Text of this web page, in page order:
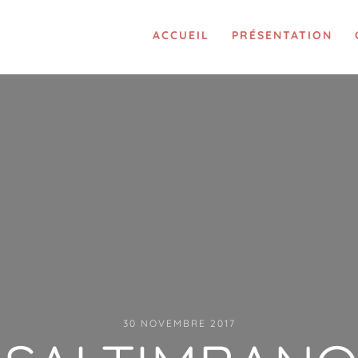
ACCUEIL PRÉSENTATION
30 NOVEMBRE 2017